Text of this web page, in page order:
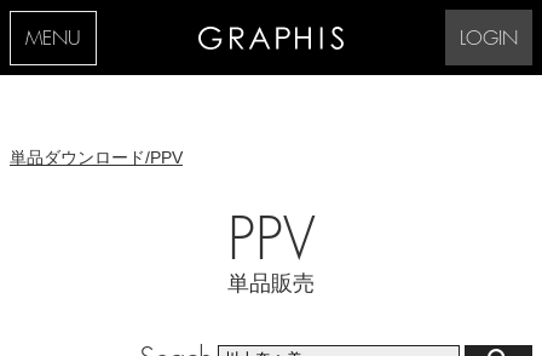
MENU LOGIN
単品ダウンロード/PPV
PPV
単品販売